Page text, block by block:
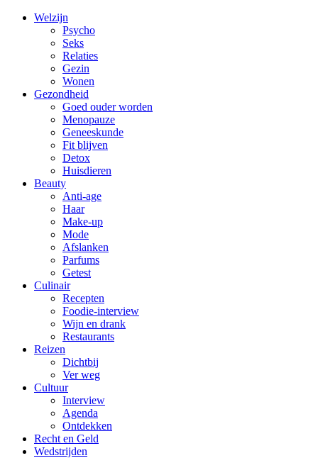
Welzijn
Psycho
Seks
Relaties
Gezin
Wonen
Gezondheid
Goed ouder worden
Menopauze
Geneeskunde
Fit blijven
Detox
Huisdieren
Beauty
Anti-age
Haar
Make-up
Mode
Afslanken
Parfums
Getest
Culinair
Recepten
Foodie-interview
Wijn en drank
Restaurants
Reizen
Dichtbij
Ver weg
Cultuur
Interview
Agenda
Ontdekken
Recht en Geld
Wedstrijden